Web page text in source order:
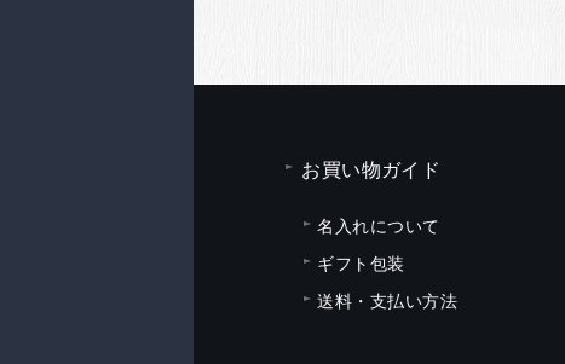
お買い物ガイド
名入れについて
ギフト包装
送料・支払い方法